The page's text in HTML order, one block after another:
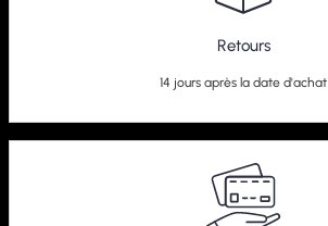
Retours
14 jours après la date d'achat